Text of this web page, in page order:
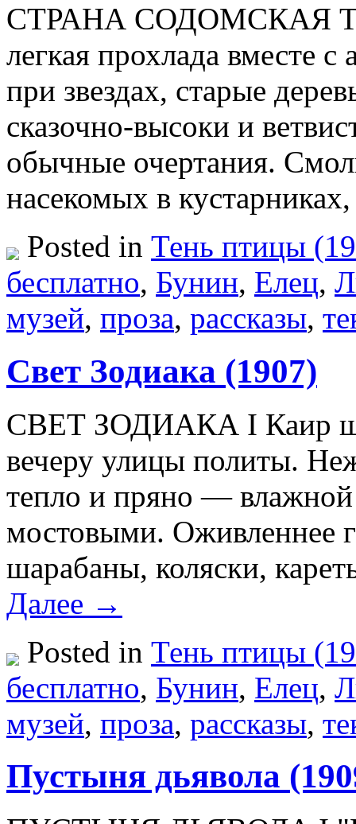
СТРАНА СОДОМСКАЯ
легкая прохлада вместе
при звездах, старые
сказочно-высоки и
обычные очертания.
насекомых в
Posted in Тень птицы
бесплатно, Бунин, Елец,
музей, проза, рассказы,
Свет Зодиака (1907)
СВЕТ ЗОДИАКА I Каир
вечеру улицы политы.
тепло и пряно —
мостовыми. Оживленнее
шарабаны, коляски,
Далее →
Posted in Тень птицы
бесплатно, Бунин, Елец,
музей, проза, рассказы,
Пустыня дьявола